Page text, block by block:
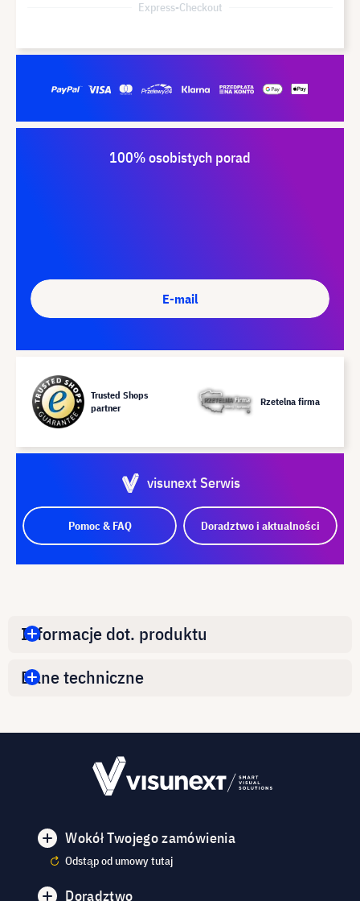
Express-Checkout
100% osobistych porad
E-mail
Trusted Shops
partner
Rzetelna firma
visunext Serwis
Pomoc & FAQ Doradztwo i aktualności
Informacje dot. produktu
Dane techniczne
Wokół Twojego zamówienia
Odstąp od umowy tutaj
Doradztwo